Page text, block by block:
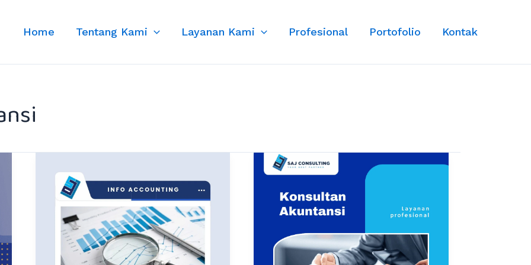
Home Tentang Kami Layanan Kami Profesional Portofolio Kontak
Keuangan:
Pengertian,
Jenis,
dan
Manfaat
untuk
Bisnis
Konsultan
Akuntansi:
Profesional
untuk
Laporan
Keuangan